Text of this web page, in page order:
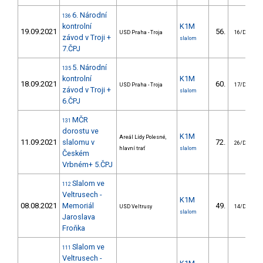
19.09.2021
136 6. Národní
kontrolní
závod v Troji +
7.ČPJ
USD Praha - Troja
K1M
slalom
56. 16/DM
18.09.2021
135 5. Národní
kontrolní
závod v Troji +
6.ČPJ
USD Praha - Troja
K1M
slalom
60. 17/DM
11.09.2021
131 MČR
dorostu ve
slalomu v
Českém
Vrbném+ 5.ČPJ
Areál Lídy Polesné,
hlavní trať
K1M
slalom
72. 26/DM
08.08.2021
112 Slalom ve
Veltrusech -
Memoriál
Jaroslava
Froňka
USD Veltrusy
K1M
slalom
49. 14/DM
111 Slalom ve
Veltrusech -